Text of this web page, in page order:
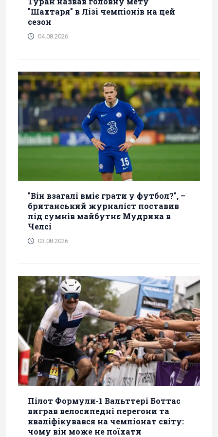
"Шахтаря" в Лізі чемпіонів на цей
сезон
04.08.2026
"Він взагалі вміє грати у футбол?", –
британський журналіст поставив
під сумнів майбутнє Мудрика в
Челсі
03.08.2026
Пілот Формули-1 Вальттері Боттас
виграв велосипедні перегони та
кваліфікувався на чемпіонат світу:
чому він може не поїхати